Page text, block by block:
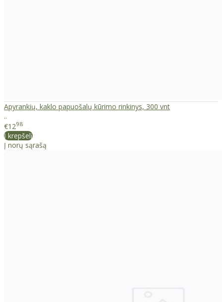
Apyrankių, kaklo papuošalų kūrimo rinkinys, 300 vnt
..
€1298
Į krepšelį
Į norų sąrašą